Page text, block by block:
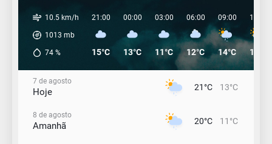
10.5 km/h
1013 mb
74 %
21:00
15°C
00:00
13°C
03:00
11°C
06:00
12°C
09:00
14°C
12:00
19°C
7 de agosto
Hoje 21°C 13°C
8 de agosto
Amanhã 20°C 11°C